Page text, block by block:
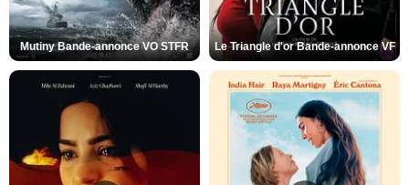
Mutiny Bande-annonce VO STFR Le Triangle d'or Bande-annonce VF